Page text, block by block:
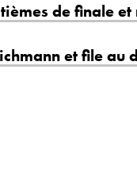
de finale
et file au